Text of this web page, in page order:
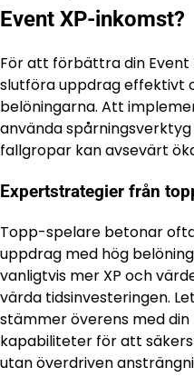
Event XP-inkomst?
För att förbättra din
slutföra uppdrag effektivt
belöningarna. Att
använda
fallgropar kan avsevärt
Expertstrategier från
Topp-spelare betonar
uppdrag med hög
vanligtvis mer XP och
värda tidsinvesteringen.
stämmer överens med
kapabiliteter för att
utan överdriven